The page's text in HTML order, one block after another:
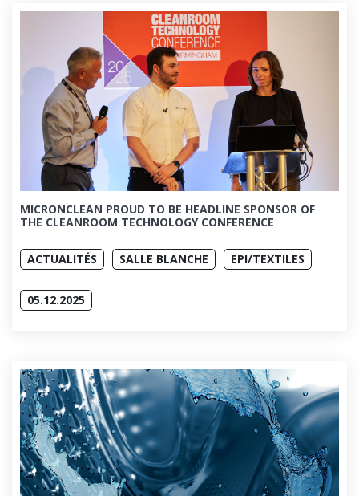
MICRONCLEAN PROUD TO BE HEADLINE SPONSOR OF
THE CLEANROOM TECHNOLOGY CONFERENCE
ACTUALITÉS SALLE BLANCHE EPI/TEXTILES
05.12.2025